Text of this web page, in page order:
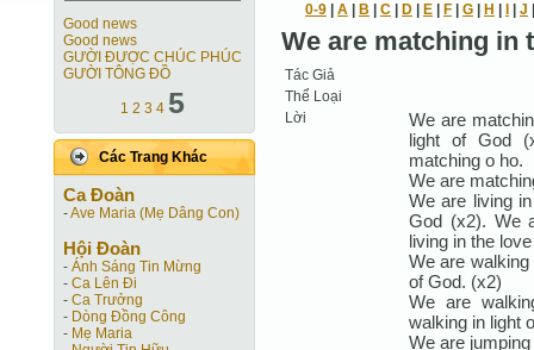
Good news
Good news
GƯỜI ĐƯỢC CHÚC PHÚC
GƯỜI TÔNG ĐỒ
1 2 3 4 5
Các Trang Khác
Ca Ðoàn
-Ave Maria (Mẹ Dâng Con)
Hội Ðoàn
- Ánh Sáng Tin Mừng
- Ca Lên Đi
- Ca Trưởng
- Dòng Đồng Công
- Mẹ Maria
0-9 A B C D E F G H J
We are matching in
Tác Giả
Thể Loại
Lời
We are
light of God
matching o ho.
We are
We are living
God (x2). We
living in the
We are
of God. (x2)
We are
walking in light
We are